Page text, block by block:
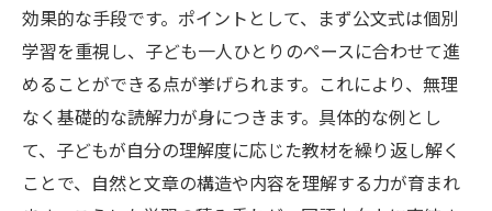
効果的な手段です。ポイントとして、まず公文式は個別
学習を重視し、子ども一人ひとりのペースに合わせて進
めることができる点が挙げられます。これにより、無理
なく基礎的な読解力が身につきます。具体的な例とし
て、子どもが自分の理解度に応じた教材を繰り返し解く
ことで、自然と文章の構造や内容を理解する力が育まれ